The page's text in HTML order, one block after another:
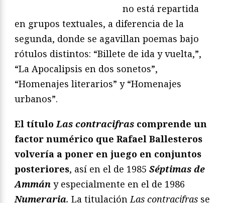
no está repartida
en grupos textuales, a diferencia de la
segunda, donde se agavillan poemas bajo
rótulos distintos: “Billete de ida y vuelta,”,
“La Apocalipsis en dos sonetos”,
“Homenajes literarios” y “Homenajes
urbanos”.
El títuloLas contracifras comprende un
factor numérico que Rafael Ballesteros
volvería a poner en juego en conjuntos
posteriores, así en el de 1985 Séptimas de
Ammán y especialmente en el de 1986
Numeraria. La titulaciónLas contracifras se